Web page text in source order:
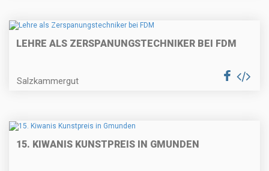
LEHRE ALS ZERSPANUNGSTECHNIKER BEI FDM
Salzkammergut
15. KIWANIS KUNSTPREIS IN GMUNDEN